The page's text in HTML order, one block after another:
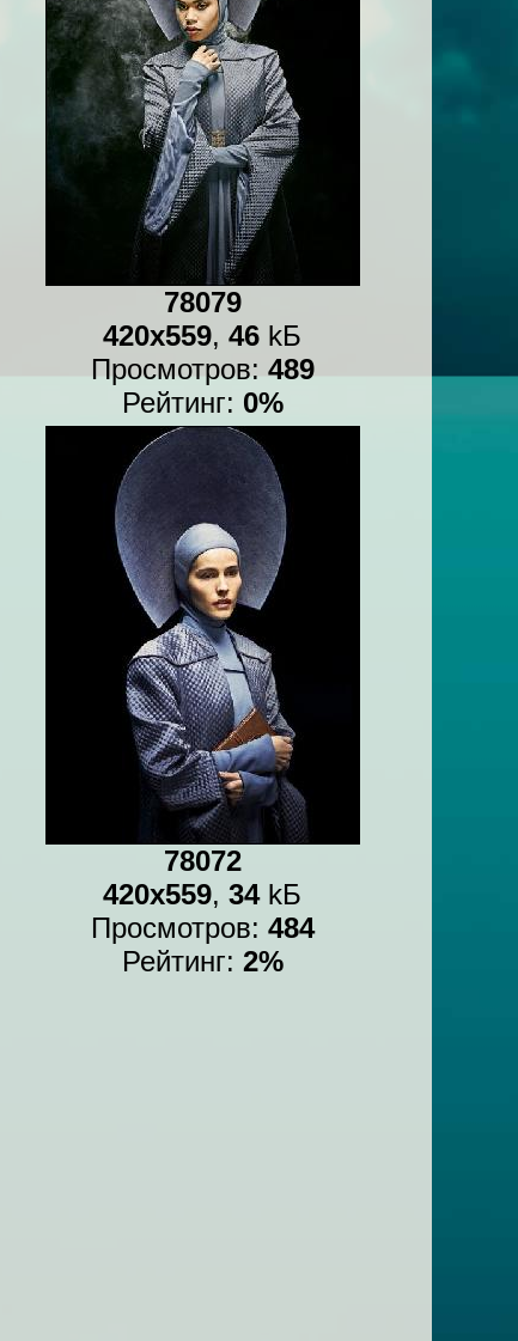
78079
420x559, 46 kБ
Просмотров: 489
Рейтинг: 0%
78072
420x559, 34kБ
Просмотров: 484
Рейтинг: 2%